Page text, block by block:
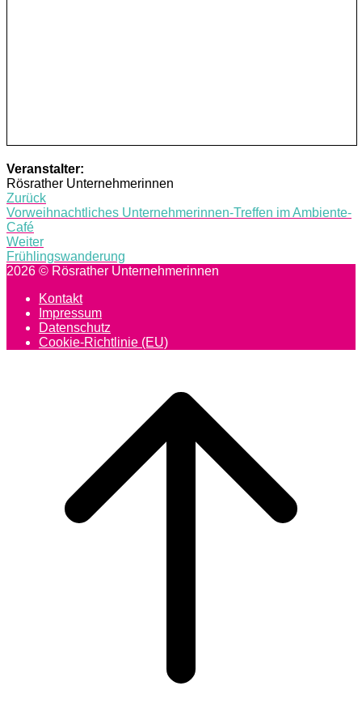
Veranstalter:
Rösrather Unternehmerinnen
Post
navigation
Zurück
Vorweihnachtliches Unternehmerinnen-Treffen im Ambiente-
Café
Weiter
Frühlingswanderung
2026 © Rösrather Unternehmerinnen
Kontakt
Impressum
Datenschutz
Cookie-Richtlinie (EU)